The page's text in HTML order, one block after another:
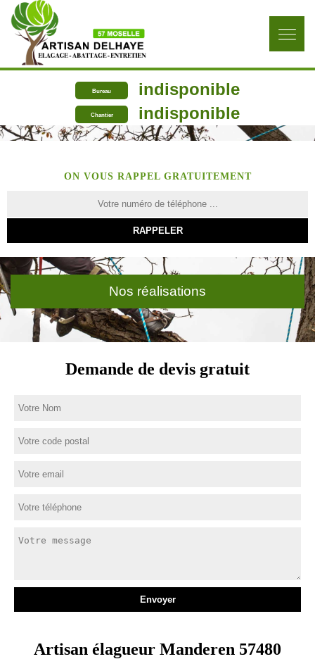
Bureau indisponible
Chantier indisponible
ON VOUS RAPPEL GRATUITEMENT
Nos réalisations
Demande de devis gratuit
Artisan élagueur Manderen 57480